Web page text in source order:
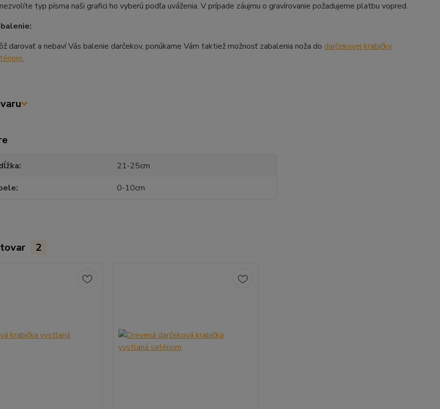
typ písma naši grafici ho vyberú podľa uváženia. V prípade záujmu o gravírovanie požadujeme platbu vopred.
darovať a nebaví Vás balenie darčekov, ponúkame Vám taktiež možnosť zabalenia noža do darčekovej krabičky
21-25cm
0-10cm
2